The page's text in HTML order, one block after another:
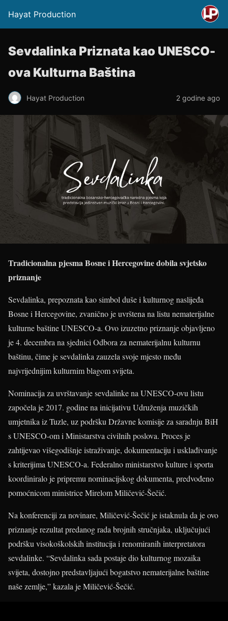
Hayat Production
Sevdalinka Priznata kao UNESCO-
ova Kulturna Baština
Hayat Production 2 godine ago
Tradicionalna pjesma Bosne i Hercegovine dobila svjetsko
priznanje
Sevdalinka, prepoznata kao simbol duše i kulturnog naslijeđa
Bosne i Hercegovine, zvanično je uvrštena na listu nematerijalne
kulturne baštine UNESCO-a. Ovo izuzetno priznanje objavljeno
je 4. decembra na sjednici Odbora za nematerijalnu kulturnu
baštinu, čime je sevdalinka zauzela svoje mjesto među
najvrijednijim kulturnim blagom svijeta.
Nominacija za uvrštavanje sevdalinke na UNESCO-ovu listu
započela je 2017. godine na inicijativu Udruženja muzičkih
umjetnika iz Tuzle, uz podršku Državne komisije za saradnju BiH
s UNESCO-om i Ministarstva civilnih poslova. Proces je
zahtijevao višegodišnje istraživanje, dokumentaciju i usklađivanje
s kriterijima UNESCO-a. Federalno ministarstvo kulture i sporta
koordiniralo je pripremu nominacijskog dokumenta, predvođeno
pomoćnicom ministrice Mirelom Miličević-Šečić.
Na konferenciji za novinare, Miličević-Šečić je istaknula da je ovo
priznanje rezultat predanog rada brojnih stručnjaka, uključujući
podršku visokoškolskih institucija i renomiranih interpretatora
sevdalinke. “Sevdalinka sada postaje dio kulturnog mozaika
svijeta, dostojno predstavljajući bogatstvo nematerijalne baštine
naše zemlje,” kazala je Miličević-Šečić.